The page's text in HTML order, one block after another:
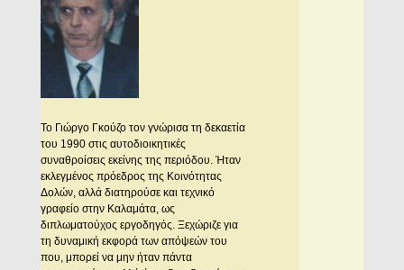
Το Γιώργο Γκούζο τον γνώρισα τη δεκαετία
του 1990 στις αυτοδιοικητικές
συναθροίσεις εκείνης της περιόδου. Ήταν
εκλεγμένος πρόεδρος της Κοινότητας
Δολών, αλλά διατηρούσε και τεχνικό
γραφείο στην Καλαμάτα, ως
διπλωματούχος εργοδηγός. Ξεχώριζε για
τη δυναμική εκφορά των απόψεών του
που, μπορεί να μην ήταν πάντα